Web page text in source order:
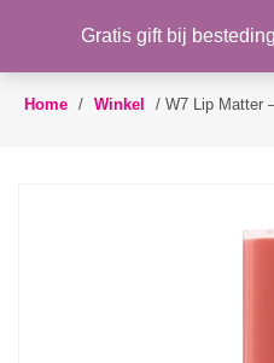
Toggle
WENSLIJST
Home / Winkel / W7 Lip Matter
Gratis gift bij